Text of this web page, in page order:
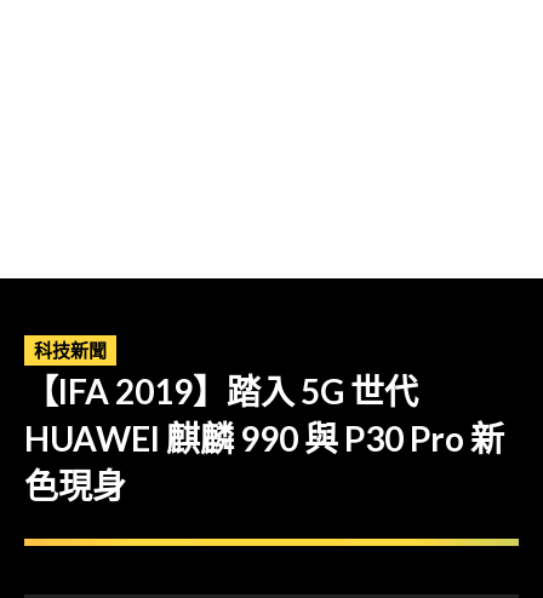
科技新聞
【IFA 2019】踏入 5G 世代
HUAWEI 麒麟 990 與 P30 Pro 新
色現身